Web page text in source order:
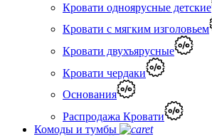
Кровати одноярусные детские
Кровати с мягким изголовьем
Кровати двухъярусные
Кровати чердаки
Основания
Распродажа Кровати
Комоды и тумбы